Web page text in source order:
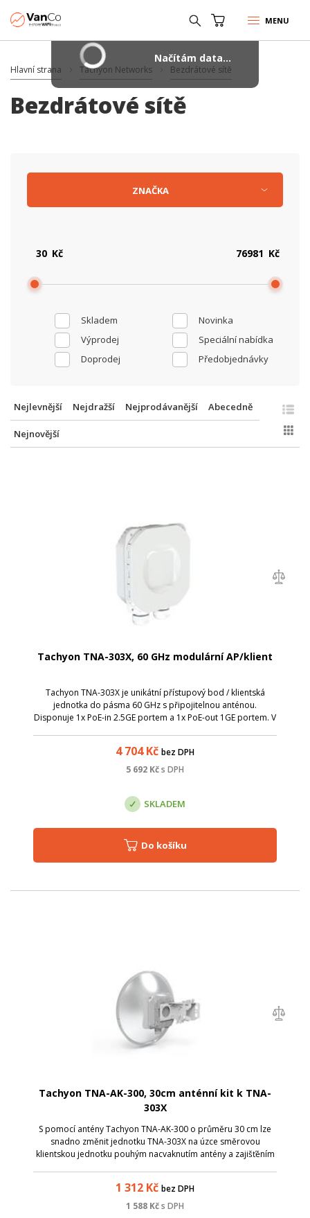
MENU
Hlavní strana Tachyon Networks Bezdrátové sítě
Bezdrátové sítě
Skladem
Novinka
Výprodej
Speciální nabídka
Doprodej
Předobjednávky
Kč Kč
ZNAČKA
Nejlevnější Nejdražší Nejprodávanější Abecedně
Nejnovější
Tachyon TNA-303X, 60 GHz modulární AP/klient
Tachyon TNA-303X je unikátní přístupový bod / klientská
jednotka do pásma 60 GHz s připojitelnou anténou.
Disponuje 1x PoE-in 2.5GE portem a 1x PoE-out 1GE portem. V
4 704Kč bez DPH
5 692 Kčs DPH
SKLADEM
Do košíku
Tachyon TNA-AK-300, 30cm anténní kit k TNA-
303X
S pomocí antény Tachyon TNA-AK-300 o průměru 30 cm lze
snadno změnit jednotku TNA-303X na úzce směrovou
klientskou jednotku pouhým nacvaknutím antény a zajišťěním
1 312 Kč bez DPH
1 588 Kčs DPH
Načítám data...